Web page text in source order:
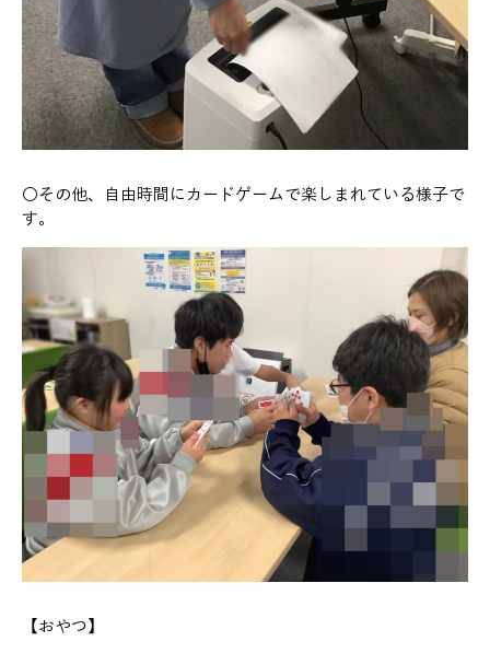
〇その他、自由時間にカードゲームで楽しまれている様子で
す。
【おやつ】